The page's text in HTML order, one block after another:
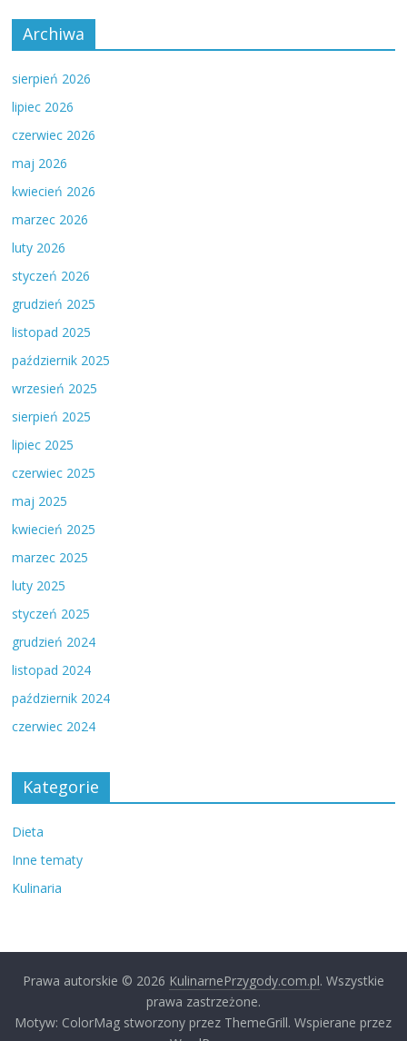
Archiwa
sierpień 2026
lipiec 2026
czerwiec 2026
maj 2026
kwiecień 2026
marzec 2026
luty 2026
styczeń 2026
grudzień 2025
listopad 2025
październik 2025
wrzesień 2025
sierpień 2025
lipiec 2025
czerwiec 2025
maj 2025
kwiecień 2025
marzec 2025
luty 2025
styczeń 2025
grudzień 2024
listopad 2024
październik 2024
czerwiec 2024
Kategorie
Dieta
Inne tematy
Kulinaria
Prawa autorskie © 2026 KulinarnePrzygody.com.pl. Wszystkie
prawa zastrzeżone.
Motyw: ColorMag stworzony przez ThemeGrill. Wspierane przez